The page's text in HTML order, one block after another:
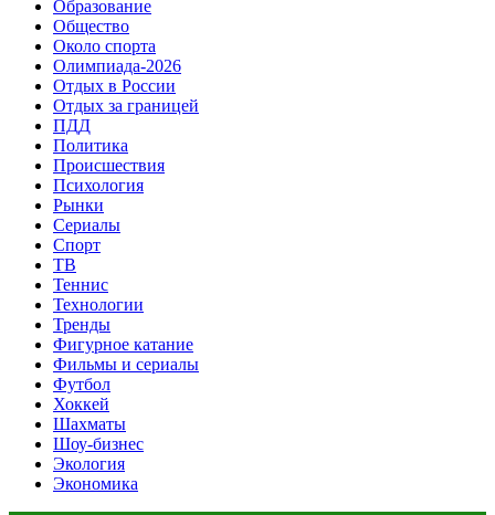
Образование
Общество
Около спорта
Олимпиада-2026
Отдых в России
Отдых за границей
ПДД
Политика
Происшествия
Психология
Рынки
Сериалы
Спорт
ТВ
Теннис
Технологии
Тренды
Фигурное катание
Фильмы и сериалы
Футбол
Хоккей
Шахматы
Шоу-бизнес
Экология
Экономика